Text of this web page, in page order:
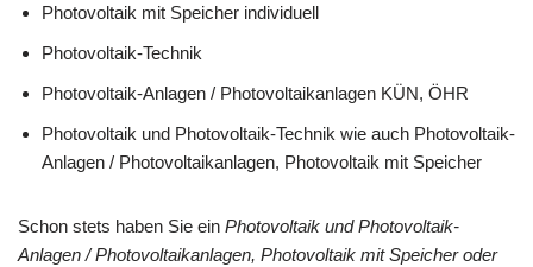
Photovoltaik mit Speicher individuell
Photovoltaik-Technik
Photovoltaik-Anlagen / Photovoltaikanlagen KÜN, ÖHR
Photovoltaik und Photovoltaik-Technik wie auch Photovoltaik-
Anlagen / Photovoltaikanlagen, Photovoltaik mit Speicher
Schon stets haben Sie ein Photovoltaik und Photovoltaik-
Anlagen / Photovoltaikanlagen, Photovoltaik mit Speicher oder